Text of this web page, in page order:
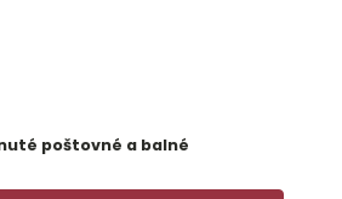
poštovné a balné